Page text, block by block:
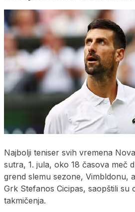
Najbolji teniser svih vremena
sutra, 1. jula, oko 18 časova meč
grend slemu sezone, Vimbldonu,
Grk Stefanos Cicipas, saopštili su
takmičenja.